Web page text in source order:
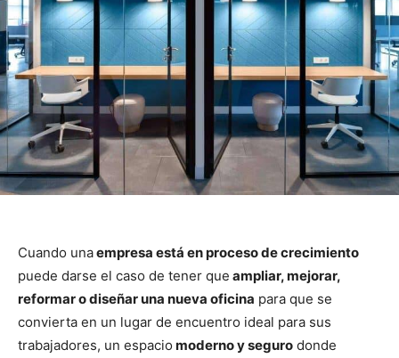
Cuando unaempresa está en proceso de crecimiento
puede darse el caso de tener que ampliar, mejorar,
reformar o diseñar una nueva oficina para que se
convierta en un lugar de encuentro ideal para sus
trabajadores, un espacio moderno y seguro donde